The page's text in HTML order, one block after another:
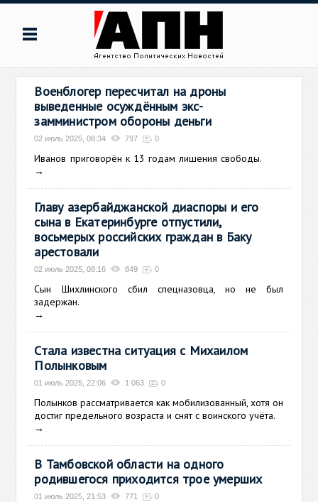
Военблогер пересчитал на дроны
выведенные осуждённым экс-
замминистром обороны деньги
02 июль 2025, 08:34 797 0
Иванов приговорён к 13 годам лишения свободы.
→
Главу азербайджанской диаспоры и его
сына в Екатеринбурге отпустили,
восьмерых российских граждан в Баку
арестовали
02 июль 2025, 08:16 849 0
Сын Шихлинского сбил спецназовца, но не был
задержан.
→
Стала известна ситуация с Михаилом
Полынковым
01 июль 2025, 22:06 1 063 0
Полынков рассматривается как мобилизованный, хотя он
достиг предельного возраста и снят с воинского учёта.
→
В Тамбовской области на одного
родившегося приходится трое умерших
01 июль 2025, 21:53 771 0